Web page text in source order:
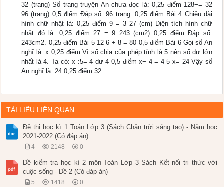
32 (trang) Số trang truyện An chưa đọc là: 0,25 điểm 128−= 32
96 (trang) 0,5 điểm Đáp số: 96 trang. 0,25 điểm Bài 4 Chiều dài
hình chữ nhật là: 0,25 điểm 9 = 3 27 (cm) Diện tích hình chữ
nhật đó là: 0,25 điểm 27 = 9 243 (cm2) 0,25 điểm Đáp số:
243cm2. 0,25 điểm Bài 5 12 6 + 8 = 80 0,5 điểm Bài 6 Gọi số An
nghĩ là: x 0,25 điểm Vì số chia của phép tính là 5 nên số dư lớn
nhất là 4. Ta có: x :5= 4 dư 4 0,5 điểm x− 4 = 4 5 x= 24 Vậy số
An nghĩ là: 24 0,25 điểm 32
TÀI LIỆU LIÊN QUAN
Đề thi học kì 1 Toán Lớp 3 (Sách Chân trời sáng tạo) - Năm học
2021-2022 (Có đáp án)
4 2148 0
Đề kiểm tra học kì 2 môn Toán Lớp 3 Sách Kết nối tri thức với
cuộc sống - Đề 2 (Có đáp án)
5 1418 0